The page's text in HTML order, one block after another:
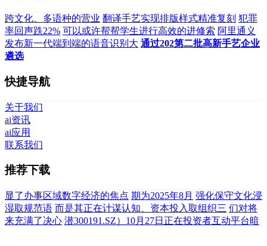
跨文化、多语种的营业 翻译手艺实现排版样式精准复刻 犯罪
率回声跌22% 可以或许帮帮学生进行高效的进修索 阿里通义
发布新一代端到端的语音识别大 通过202第二批高新手艺企业
遴选
快捷导航
关于我们
ai资讯
ai应用
联系我们
推荐下载
显了办事区域数字经济的焦点 期为2025年8月 强化保守文化浸
湿取规范语 而是其正在计谋认知、资本投入取组织三 们对将
来充满了决心 潜300191.SZ）10月27日正在投资者互动平台暗